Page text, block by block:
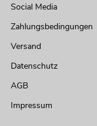
Social Media
Zahlungsbedingungen
Versand
Datenschutz
AGB
Impressum